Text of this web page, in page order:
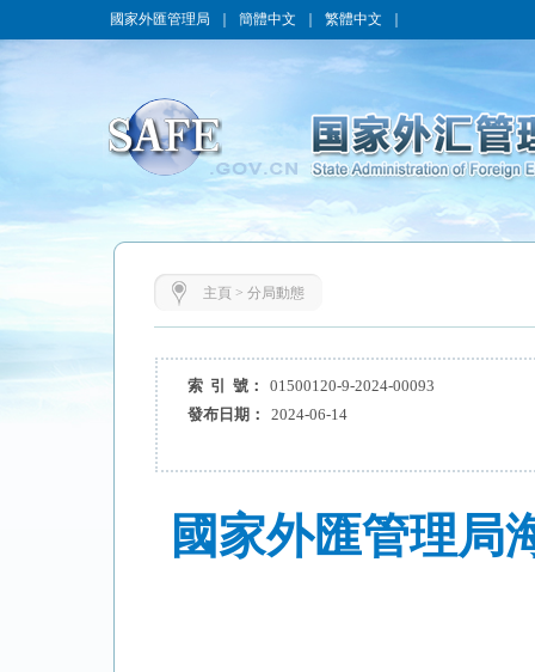
國家外匯管理局 簡體中文 繁體中文
主頁 > 分局動態
索 引 號：
01500120-9-2024-00093
發布日期：
2024-06-14
國家外匯管理局